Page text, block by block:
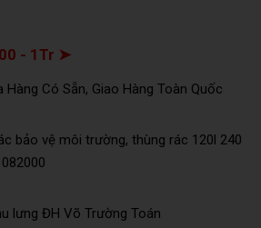
- 1Tr ➤
Hàng Có Sẵn, Giao Hàng Toàn Quốc
bảo vệ môi trường, thùng rác 120l 240
lưng ĐH Võ Trường Toán